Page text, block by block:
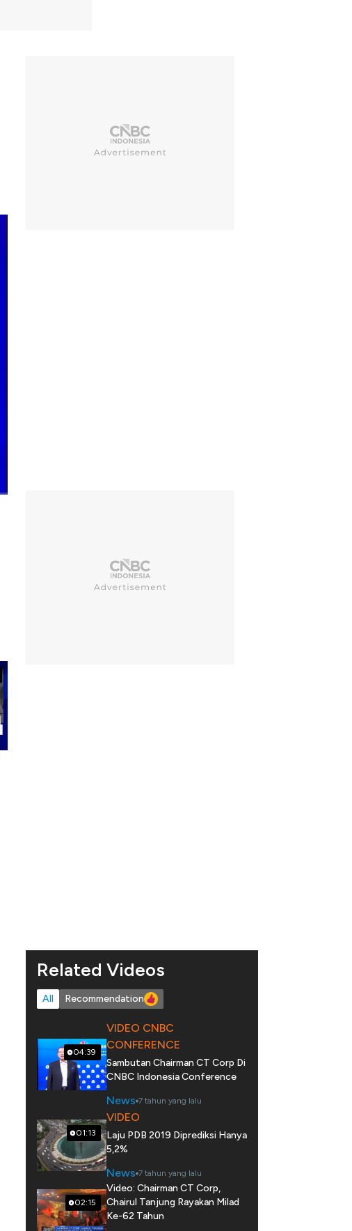
Related Videos
All Recommendation
04:39
VIDEO CNBC
CONFERENCE
Sambutan Chairman CT Corp Di
CNBC Indonesia Conference
News 7 tahun yang lalu
01:13
VIDEO
Laju PDB 2019 Diprediksi Hanya
5,2%
News 7 tahun yang lalu
02:15
Video: Chairman CT Corp,
Chairul Tanjung Rayakan Milad
Ke-62 Tahun